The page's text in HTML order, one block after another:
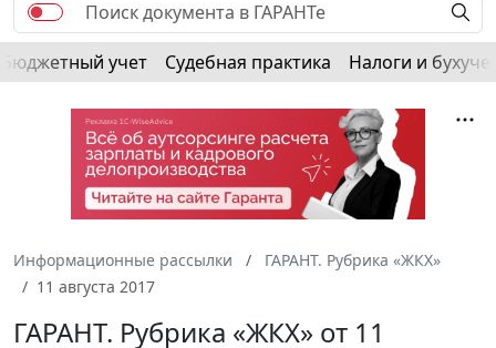
Бюджетный учет Судебная практика Налоги и
Информационные рассылки
ГАРАНТ. Рубрика «ЖКХ»
11 августа 2017
ГАРАНТ. Рубрика «ЖКХ» от 11